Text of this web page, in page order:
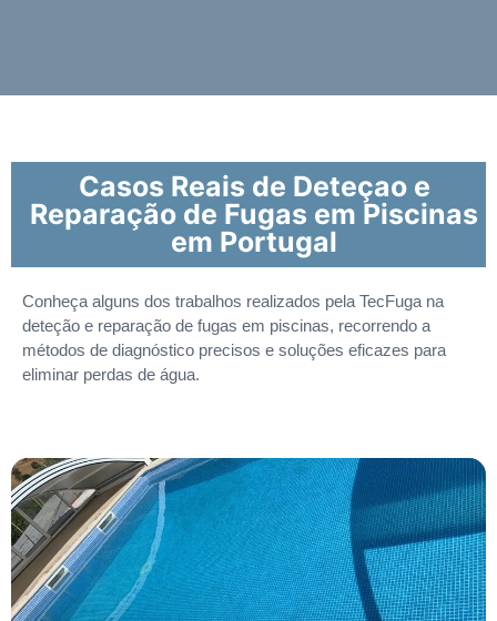
Casos Reais de Deteçao e
Reparação de Fugas em Piscinas
em Portugal
Conheça alguns dos trabalhos realizados pela TecFuga na
deteção e reparação de fugas em piscinas, recorrendo a
métodos de diagnóstico precisos e soluções eficazes para
eliminar perdas de água.